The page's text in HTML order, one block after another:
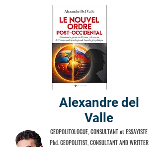
Alexandre del
Valle
GEOPOLITOLOGUE, CONSULTANT et ESSAYISTE
Phd. GEOPOLITIST, CONSULTANT AND WRITTER